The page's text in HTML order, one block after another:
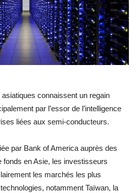
connaissent un regain
par l’essor de l’intelligence
liées aux semi-conducteurs.
par Bank of America auprès des
fonds en Asie, les investisseurs
les marchés les plus
notamment Taïwan, la